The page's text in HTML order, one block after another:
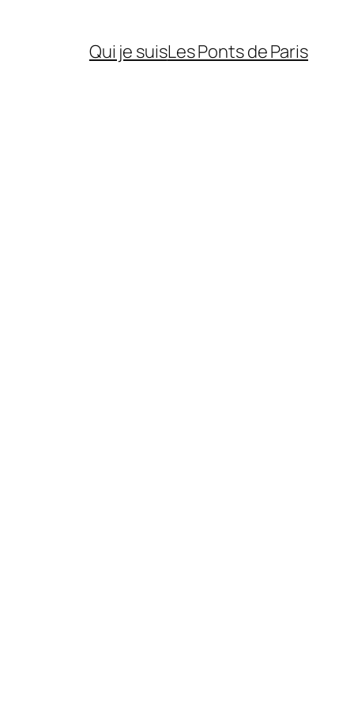
Qui je suisLes Ponts de Paris